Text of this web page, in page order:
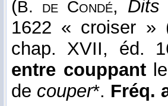
(B. de Condé, Dits
1622 « croiser »
chap. XVII, éd.
entre couppant
de couper*. Fréq.